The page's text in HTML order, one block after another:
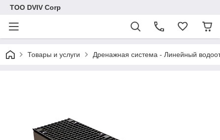
ТОО DVIV Corp
Товары и услуги Дренажная система - Линейный